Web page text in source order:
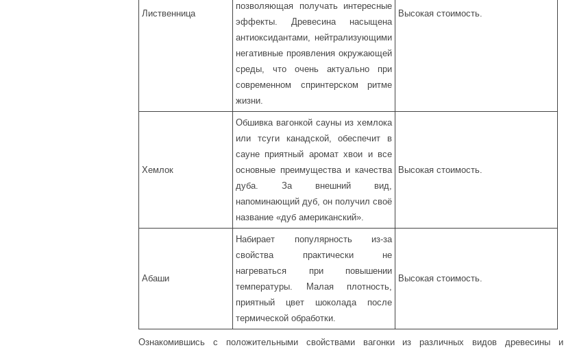
Лиственница
позволяющая получать интересные
эффекты. Древесина насыщена
антиоксидантами, нейтрализующими
негативные проявления окружающей
среды, что очень актуально при
современном спринтерском ритме
жизни.
Высокая стоимость.
Хемлок
Обшивка вагонкой сауны из хемлока
или тсуги канадской, обеспечит в
сауне приятный аромат хвои и все
основные преимущества и качества
дуба. За внешний вид,
напоминающий дуб, он получил своё
название «дуб американский».
Высокая стоимость.
Абаши
Набирает популярность из-за
свойства практически не
нагреваться при повышении
температуры. Малая плотность,
приятный цвет шоколада после
термической обработки.
Высокая стоимость.
Ознакомившись с положительными свойствами вагонки из различных видов древесины и